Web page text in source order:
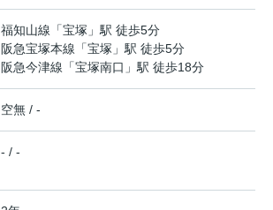
福知山線 「宝塚 」駅 徒歩5分
阪急宝塚本線 「宝塚 」駅 徒歩5分
阪急今津線 「宝塚南口 」駅 徒歩18分
空無 / -
- / -